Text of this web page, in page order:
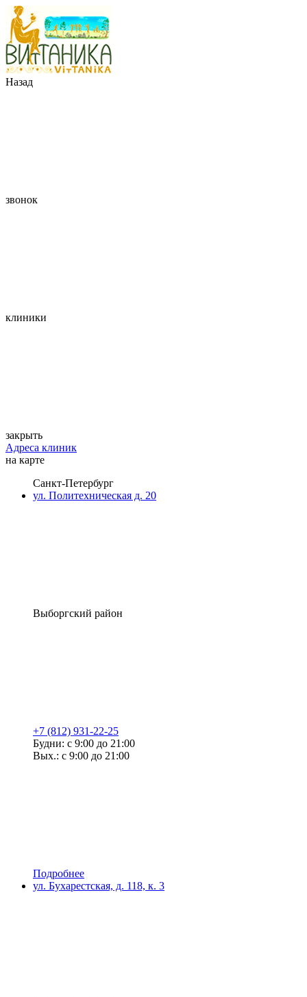
Назад
звонок
клиники
закрыть
Адреса клиник
на карте
Санкт-Петербург
ул. Политехническая д. 20
Выборгский район
+7 (812) 931-22-25
Будни: с 9:00 до 21:00
Вых.: с 9:00 до 21:00
Подробнее
ул. Бухарестская, д. 118, к. 3